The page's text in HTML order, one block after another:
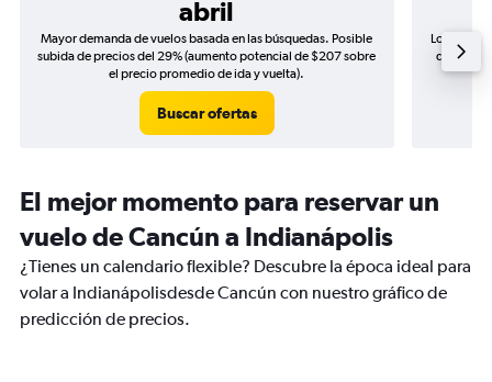
abril
Mayor demanda de vuelos basada en las búsquedas. Posible
subida de precios del 29% (aumento potencial de $207 sobre
el precio promedio de ida y vuelta).
Buscar ofertas
Los
de
El mejor momento para reservar un
vuelo de Cancún a Indianápolis
¿Tienes un calendario flexible? Descubre la época ideal para
volar a Indianápolisdesde Cancún con nuestro gráfico de
predicción de precios.